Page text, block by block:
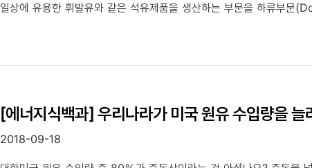
일상에 유용한 휘발유와 같은 석유제품을 생산하는 부문을 하류부문
[에너지식백과] 우리나라가 미국 원유 수입량을
2018-09-18